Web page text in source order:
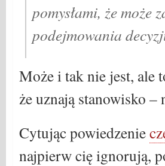
pomysłami, że może
podejmowania
Może i tak nie jest, ale
że uznają stanowisko –
Cytując powiedzenie
najpierw cię ignorują,